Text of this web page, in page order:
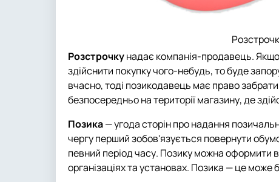
Розстрочкунадає компанія-продавець.
здійснити покупку чого-небудь, то буде
вчасно, тоді позикодавець має право
безпосередньо на території магазину, де
Позика— угода сторін про надання
чергу перший зобов'язується повернути
певний період часу. Позику можна оформити
організаціях та установах. Позика — це може